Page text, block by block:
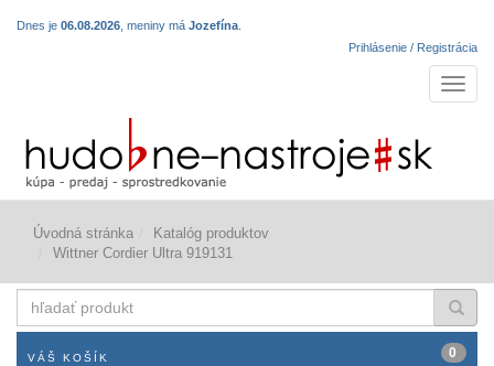
Dnes je 06.08.2026 , meniny má Jozefína
Prihlásenie / Registrácia
Úvodná stránka
Katalóg produktov
Wittner Cordier Ultra 919131
produkt
VÁŠ KOŠÍK 0